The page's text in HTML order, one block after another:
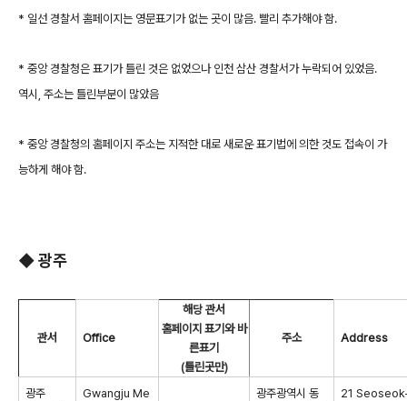
* 일선 경찰서 홈페이지는 영문표기가 없는 곳이 많음. 빨리 추가해야 함.
* 중앙 경찰청은 표기가 틀린 것은 없었으나 인천 삼산 경찰서가 누락되어 있었음.
역시, 주소는 틀린부분이 많았음
* 중앙 경찰청의 홈페이지 주소는 지적한 대로 새로운 표기법에 의한 것도 접속이 가
능하게 해야 함.
◆ 광주
관서 Office
해당 관서
홈페이지 표기와 바
른표기
(틀린곳만)
주소 Address
광주
Gwangju Me
광주광역시 동
21